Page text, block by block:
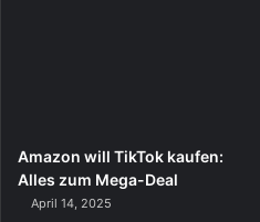
Amazon will TikTok kaufen:
Alles zum Mega-Deal
April 14, 2025